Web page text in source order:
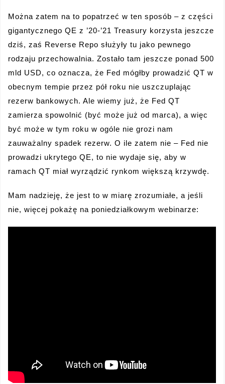
Można zatem na to popatrzeć w ten sposób – z części
gigantycznego QE z ’20-’21 Treasury korzysta jeszcze
dziś, zaś Reverse Repo służyły tu jako pewnego
rodzaju przechowalnia. Zostało tam jeszcze ponad 500
mld USD, co oznacza, że Fed mógłby prowadzić QT w
obecnym tempie przez pół roku nie uszczuplając
rezerw bankowych. Ale wiemy już, że Fed QT
zamierza spowolnić (być może już od marca), a więc
być może w tym roku w ogóle nie grozi nam
zauważalny spadek rezerw. O ile zatem nie – Fed nie
prowadzi ukrytego QE, to nie wydaje się, aby w
ramach QT miał wyrządzić rynkom większą krzywdę.
Mam nadzieję, że jest to w miarę zrozumiałe, a jeśli
nie, więcej pokażę na poniedziałkowym webinarze: